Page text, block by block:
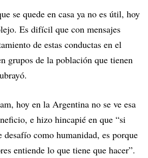
se quede en casa ya no es útil, hoy
Es difícil que con mensajes
de estas conductas en el
grupos de la población que tienen
hoy en la Argentina no se ve esa
e hizo hincapié en que “si
desafío como humanidad, es porque
entiende lo que tiene que hacer”.